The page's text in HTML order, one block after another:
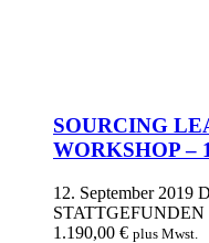
SOURCING
WORKSHOP –
12. September 2019
STATTGEFUNDEN
1.190,00 € plus Mwst.